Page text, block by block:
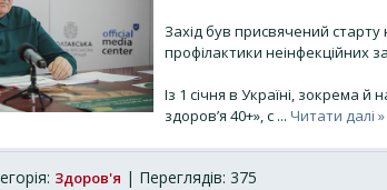
Захід був присвячений старту
профілактики неінфекційних
Із 1 січня в Україні, зокрема
здоров’я 40+», с ... Читати далі »
Здоров'я | Переглядів: 375